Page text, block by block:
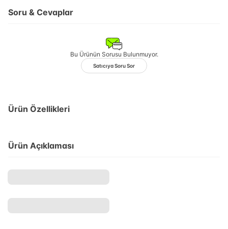
Soru & Cevaplar
Bu Ürünün Sorusu Bulunmuyor.
Satıcıya Soru Sor
Ürün Özellikleri
Ürün Açıklaması